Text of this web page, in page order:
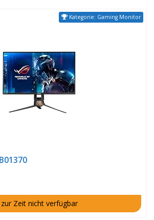
Kategorie: Gaming Monitor
zur Zeit nicht verfügbar